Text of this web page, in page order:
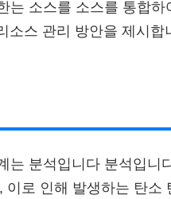
는 소스를 소스를 통합하
소스 관리 방안을 제시합
는 분석입니다 분석입니
로 인해 발생하는 탄소